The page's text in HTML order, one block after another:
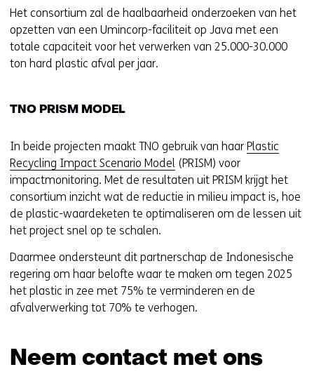
Het consortium zal de haalbaarheid onderzoeken van het
opzetten van een Umincorp-faciliteit op Java met een
totale capaciteit voor het verwerken van 25.000-30.000
ton hard plastic afval per jaar.
TNO PRISM MODEL
In beide projecten maakt TNO gebruik van haar Plastic
Recycling Impact Scenario Model (PRISM) voor
impactmonitoring. Met de resultaten uit PRISM krijgt het
consortium inzicht wat de reductie in milieu impact is, hoe
de plastic-waardeketen te optimaliseren om de lessen uit
het project snel op te schalen.
Daarmee ondersteunt dit partnerschap de Indonesische
regering om haar belofte waar te maken om tegen 2025
het plastic in zee met 75% te verminderen en de
afvalverwerking tot 70% te verhogen.
Neem contact met ons